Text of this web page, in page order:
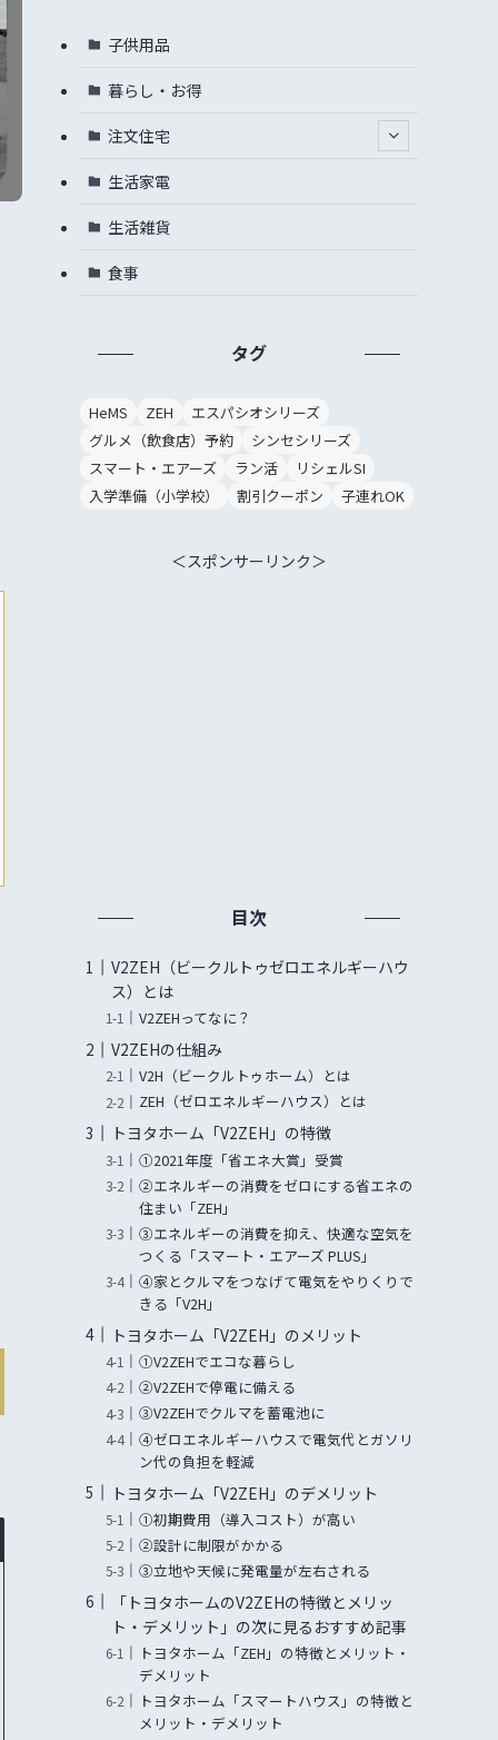
子供用品
暮らし・お得
注文住宅
生活家電
生活雑貨
食事
タグ
HeMS ZEH
エスパシオシリーズ
グルメ（飲食店）予約
シンセシリーズ
スマート・エアーズ
ラン活
リシェルSI
入学準備（小学校）
割引クーポン 子連れOK
＜スポンサーリンク＞
目次
V2ZEH（ビークルトゥゼロエネルギーハウ
ス）とは
V2ZEHってなに？
V2ZEHの仕組み
V2H（ビークルトゥホーム）とは
ZEH（ゼロエネルギーハウス）とは
トヨタホーム「V2ZEH」の特徴
①2021年度「省エネ大賞」受賞
②エネルギーの消費をゼロにする省エネの
住まい「ZEH」
③エネルギーの消費を抑え、快適な空気を
つくる「スマート・エアーズ PLUS」
④家とクルマをつなげて電気をやりくりで
きる「V2H」
トヨタホーム「V2ZEH」のメリット
①V2ZEHでエコな暮らし
②V2ZEHで停電に備える
③V2ZEHでクルマを蓄電池に
④ゼロエネルギーハウスで電気代とガソリ
ン代の負担を軽減
トヨタホーム「V2ZEH」のデメリット
①初期費用（導入コスト）が高い
②設計に制限がかかる
③立地や天候に発電量が左右される
「トヨタホームのV2ZEHの特徴とメリッ
ト・デメリット」の次に見るおすすめ記事
トヨタホーム「ZEH」の特徴とメリット・
デメリット
トヨタホーム「スマートハウス」の特徴と
メリット・デメリット